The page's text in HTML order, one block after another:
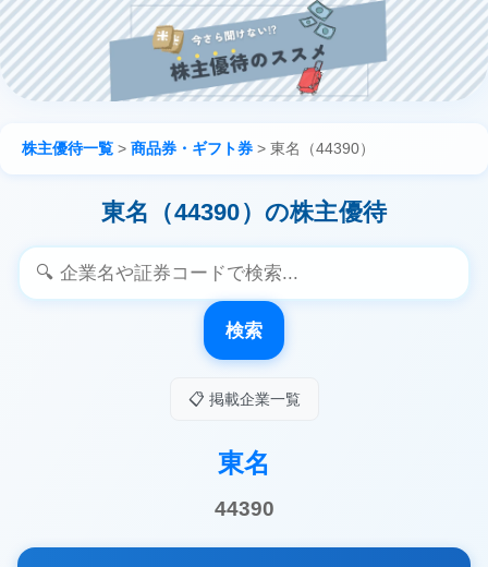
株主優待一覧 > 商品券・ギフト券 > 東名（44390）
東名（44390）の株主優待
検索
📋 掲載企業一覧
東名
44390